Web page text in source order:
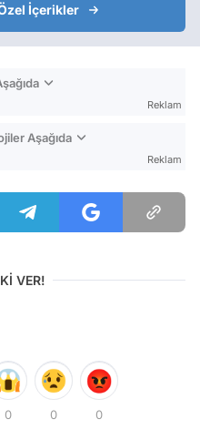
İçerikler
Reklam
Aşağıda
Reklam
VER!
0 0 0